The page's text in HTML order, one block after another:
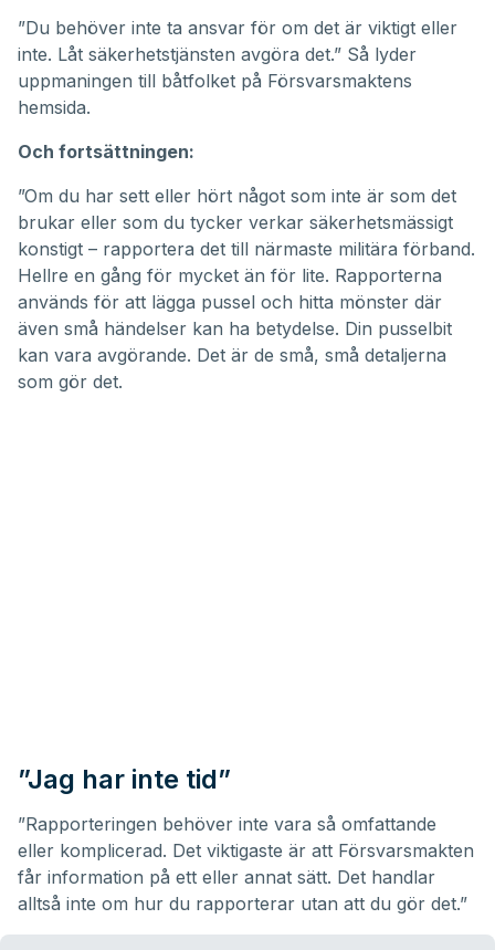
”Du behöver inte ta ansvar för om det är viktigt eller
inte. Låt säkerhetstjänsten avgöra det.” Så lyder
uppmaningen till båtfolket på Försvarsmaktens
hemsida.
Och fortsättningen:
”Om du har sett eller hört något som inte är som det
brukar eller som du tycker verkar säkerhetsmässigt
konstigt – rapportera det till närmaste militära förband.
Hellre en gång för mycket än för lite. Rapporterna
används för att lägga pussel och hitta mönster där
även små händelser kan ha betydelse. Din pusselbit
kan vara avgörande. Det är de små, små detaljerna
som gör det.
”Jag har inte tid”
”Rapporteringen behöver inte vara så omfattande
eller komplicerad. Det viktigaste är att Försvarsmakten
får information på ett eller annat sätt. Det handlar
alltså inte om hur du rapporterar utan att du gör det.”